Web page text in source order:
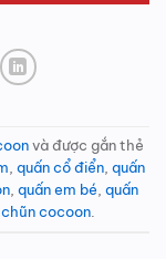
và được gắn thẻ
, quấn cổ điển, quấn
, quấn em bé, quấn
cocoon.